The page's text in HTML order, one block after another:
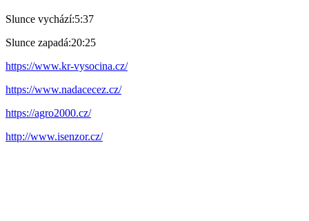
Slunce vychází:5:37
Slunce zapadá:20:25
https://www.kr-vysocina.cz/
https://www.nadacecez.cz/
https://agro2000.cz/
http://www.isenzor.cz/